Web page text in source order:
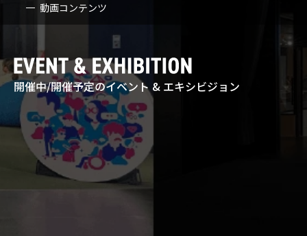
動画コンテンツ
開催中/開催予定のイベント & エキシビジョン